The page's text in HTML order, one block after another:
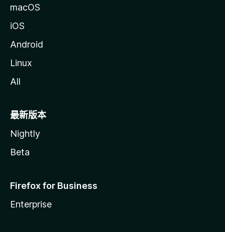
macOS
iOS
Android
Linux
All
最新版本
Nightly
Beta
Firefox for Business
Enterprise